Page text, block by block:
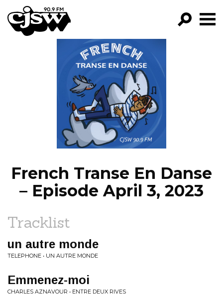
CJSW
PROGRAMS
EPISODES
NEWS
French Transe En Danse
– Episode April 3, 2023
Tracklist
un autre monde
TELEPHONE • UN AUTRE MONDE
Emmenez-moi
CHARLES AZNAVOUR • ENTRE DEUX RIVES